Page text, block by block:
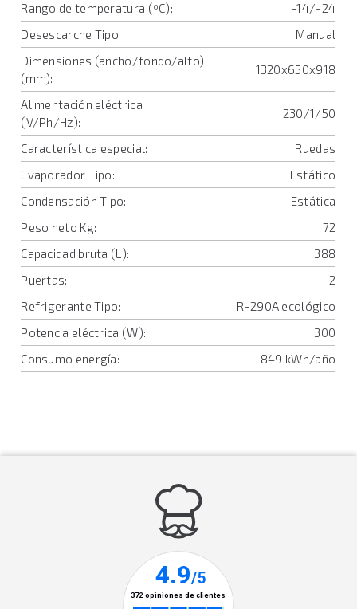
Rango de temperatura (ºC):
-14/-24
Desescarche Tipo:
Manual
Dimensiones (ancho/fondo/alto)
(mm):
1320x650x918
Alimentación eléctrica
(V/Ph/Hz):
230/1/50
Característica especial:
Ruedas
Evaporador Tipo:
Estático
Condensación Tipo:
Estática
Peso neto Kg:
72
Capacidad bruta (L):
388
Puertas:
2
Refrigerante Tipo:
R-290A ecológico
Potencia eléctrica (W):
300
Consumo energía:
849 kWh/año